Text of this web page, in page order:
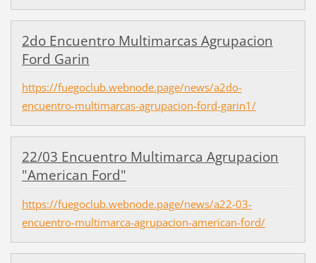
2do Encuentro Multimarcas Agrupacion
Ford Garin
https://fuegoclub.webnode.page/news/a2do-
encuentro-multimarcas-agrupacion-ford-garin1/
22/03 Encuentro Multimarca Agrupacion
"American Ford"
https://fuegoclub.webnode.page/news/a22-03-
encuentro-multimarca-agrupacion-american-ford/